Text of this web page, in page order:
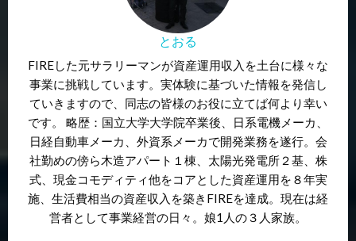
とおる
FIREした元サラリーマンが資産運用収入を土台に様々な
事業に挑戦しています。実体験に基づいた情報を発信し
ていきますので、同志の皆様のお役に立てば何より幸い
です。 略歴：国立大学大学院卒業後、日系電機メーカ、
日経自動車メーカ、外資系メーカで開発業務を遂行。会
社勤めの傍ら木造アパート１棟、太陽光発電所２基、株
式、現金コモディティ他をコアとした資産運用を８年実
施、生活費相当の資産収入を築きFIREを達成。現在は経
営者として事業経営の日々。娘1人の３人家族。